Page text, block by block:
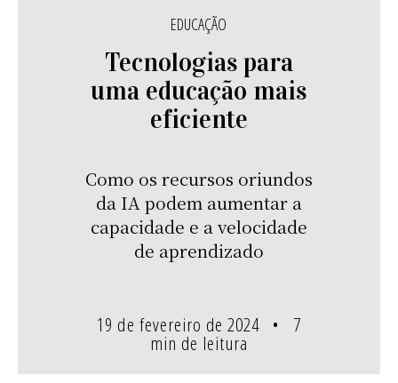
EDUCAÇÃO
Tecnologias para
uma educação mais
eficiente
Como os recursos oriundos
da IA podem aumentar a
capacidade e a velocidade
de aprendizado
19 de fevereiro de 2024 7
min de leitura